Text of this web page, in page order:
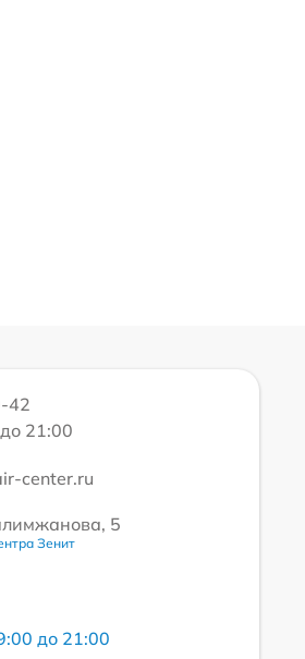
42
21:00
center.ru
5
Зенит
до 21:00